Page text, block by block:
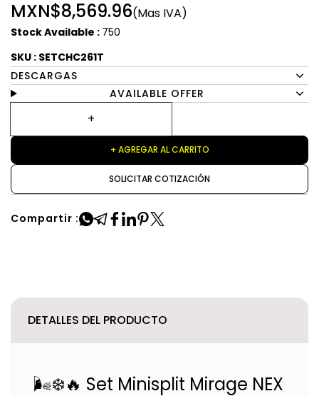
MXN$8,569.96(Mas IVA)
Stock Available : 750
SKU : SETCHC261T
DESCARGAS
AVAILABLE OFFER
+ AGREGAR AL CARRITO
SOLICITAR COTIZACIÓN
Compartir :
DETALLES DEL PRODUCTO
🌬️❄️🔥 Set Minisplit Mirage NEX